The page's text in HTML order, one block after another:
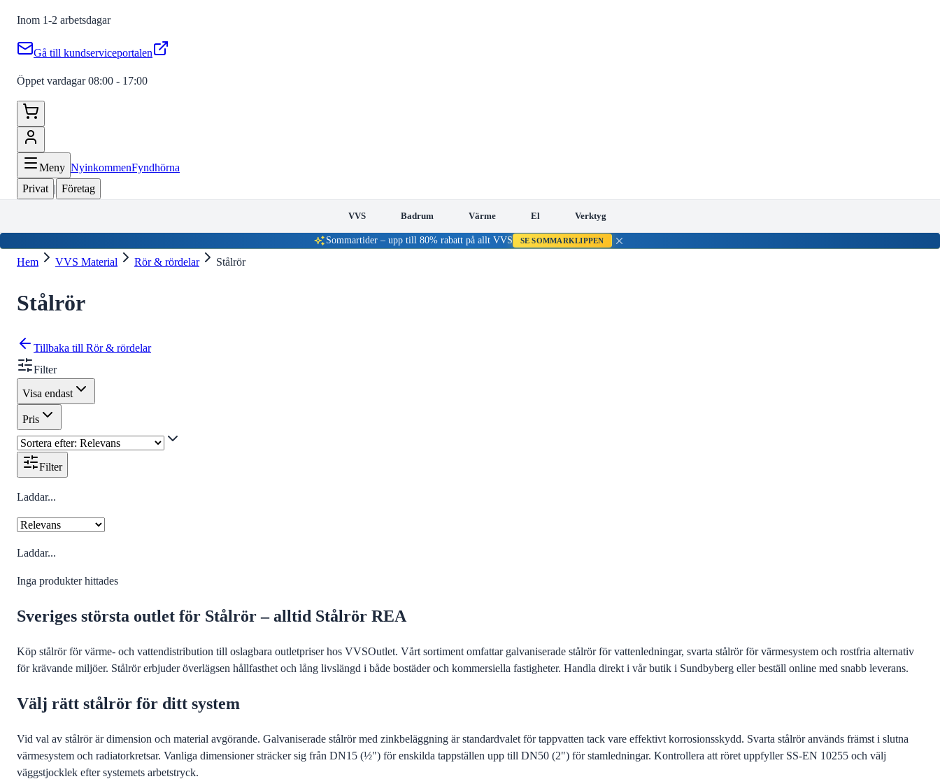
Inom 1-2 arbetsdagar
Gå till kundserviceportalen
Öppet vardagar 08:00 - 17:00
Meny NyinkommenFyndhörna
Privat | Företag
VVS Badrum Värme El Verktyg
Sommartider – upp till 80% rabatt på allt VVS SE SOMMARKLIPPEN
Hem VVS Material Rör & rördelar Stålrör
Stålrör
Tillbaka till Rör & rördelar
Filter
Visa endast
Pris
Filter
Laddar...
Laddar...
Inga produkter hittades
Sveriges största outlet för Stålrör – alltid Stålrör REA
Köp stålrör för värme- och vattendistribution till oslagbara outletpriser hos VVSOutlet. Vårt sortiment omfattar galvaniserade stålrör för vattenledningar, svarta stålrör för värmesystem och rostfria alternativ
för krävande miljöer. Stålrör erbjuder överlägsen hållfasthet och lång livslängd i både bostäder och kommersiella fastigheter. Handla direkt i vår butik i Sundbyberg eller beställ online med snabb leverans.
Välj rätt stålrör för ditt system
Vid val av stålrör är dimension och material avgörande. Galvaniserade stålrör med zinkbeläggning är standardvalet för tappvatten tack vare effektivt korrosionsskydd. Svarta stålrör används främst i slutna
värmesystem och radiatorkretsar. Vanliga dimensioner sträcker sig från DN15 (½") för enskilda tappställen upp till DN50 (2") för stamledningar. Kontrollera att röret uppfyller SS-EN 10255 och välj
väggstjocklek efter systemets arbetstryck.